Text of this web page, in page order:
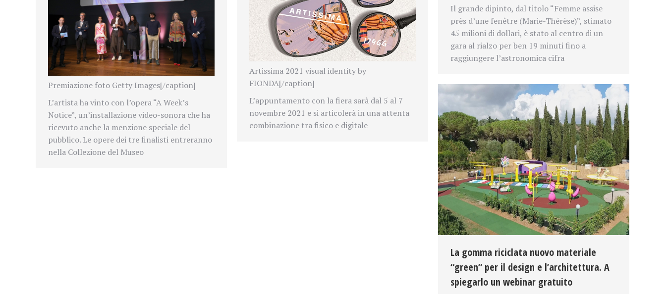
Il grande dipinto, dal titolo “Femme assise
près d’une fenêtre (Marie-Thérèse)”, stimato
45 milioni di dollari, è stato al centro di un
gara al rialzo per ben 19 minuti fino a
raggiungere l’astronomica cifra
Artissima 2021 visual identity by
FIONDA[/caption]
L’appuntamento con la fiera sarà dal 5 al 7
novembre 2021 e si articolerà in una attenta
combinazione tra fisico e digitale
Premiazione foto Getty Images[/caption]
L’artista ha vinto con l’opera “A Week’s
Notice”, un’installazione video-sonora che ha
ricevuto anche la menzione speciale del
pubblico. Le opere dei tre finalisti entreranno
nella Collezione del Museo
La gomma riciclata nuovo materiale
“green” per il design e l’architettura. A
spiegarlo un webinar gratuito